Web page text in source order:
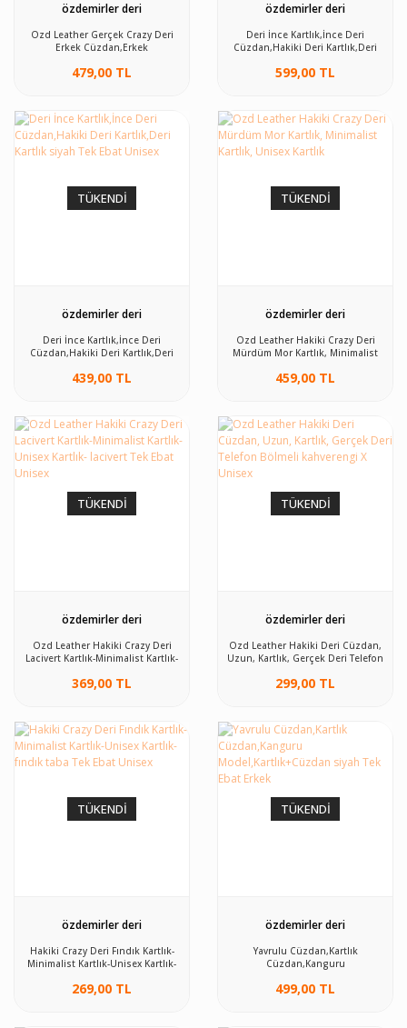
özdemirler deri
Ozd Leather Gerçek Crazy Deri
Erkek Cüzdan,Erkek
Cüzdan,Cüzdan,Vintage Cüzdan
479,00 TL
özdemirler deri
Deri İnce Kartlık,İnce Deri
Cüzdan,Hakiki Deri Kartlık,Deri
599,00 TL
TÜKENDİ
özdemirler deri
Deri İnce Kartlık,İnce Deri
Cüzdan,Hakiki Deri Kartlık,Deri
439,00 TL
TÜKENDİ
özdemirler deri
Ozd Leather Hakiki Crazy Deri
Mürdüm Mor Kartlık, Minimalist
459,00 TL
TÜKENDİ
özdemirler deri
Ozd Leather Hakiki Crazy Deri
Lacivert Kartlık-Minimalist Kartlık-
Unisex
369,00 TL
TÜKENDİ
özdemirler deri
Ozd Leather Hakiki Deri Cüzdan,
Uzun, Kartlık, Gerçek Deri Telefon
299,00 TL
TÜKENDİ
özdemirler deri
Hakiki Crazy Deri Fındık Kartlık-
Minimalist Kartlık-Unisex Kartlık-
269,00 TL
TÜKENDİ
özdemirler deri
Yavrulu Cüzdan,Kartlık
Cüzdan,Kanguru
Ebat Erkek
499,00 TL